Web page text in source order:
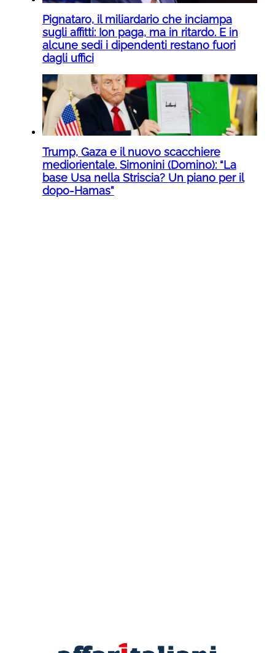
Pignataro, il miliardario che inciampa
sugli affitti: Ion paga, ma in ritardo. E in
alcune sedi i dipendenti restano fuori
dagli uffici
Trump, Gaza e il nuovo scacchiere
mediorientale. Simonini (Domino): “La
base Usa nella Striscia? Un piano per il
dopo-Hamas”